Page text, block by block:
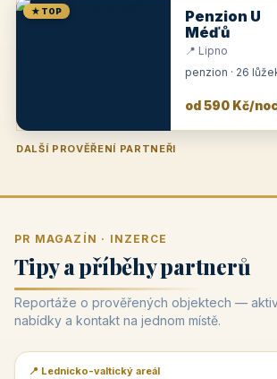
★ TOP
Penzion U
Méďů
📍 Lipno
penzion · 26
od 590 Kč/
DALŠÍ PROVĚŘENÍ PARTNEŘI
Penzion U Zámku Pension Faber
PR MAGAZÍN · INZERCE
Tipy a příběhy partnerů
Reportáže o prověřených objektech —
nabídky a kontakt na jednom místě.
📰 PR článek
📍 Lednicko-valtický areál